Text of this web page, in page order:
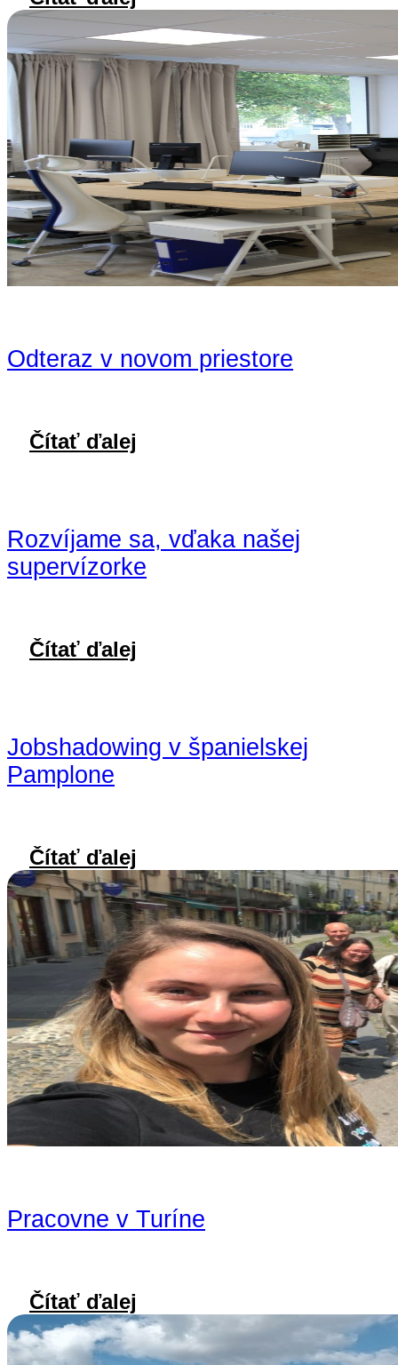
Odteraz v novom priestore
Čítať ďalej
Rozvíjame sa, vďaka našej
supervízorke
Čítať ďalej
Jobshadowing v španielskej
Pamplone
Čítať ďalej
Pracovne v Turíne
Čítať ďalej